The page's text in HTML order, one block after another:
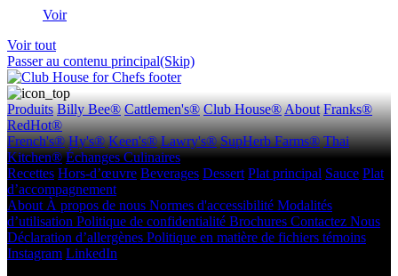
Voir
Voir tout
Passer au contenu principal(Skip)
Produits Billy Bee® Cattlemen's® Club House®About Franks®
RedHot®
French's® Hy's® Keen's® Lawry's® SupHerb Farms® Thai
Kitchen® Échanges Culinaires
Recettes Hors-d’œuvre Beverages Dessert Plat principal Sauce Plat
d’accompagnement
About À propos de nous Normes d'accessibilité Modalités
d’utilisation Politique de confidentialité Brochures Contactez Nous
Déclaration d’allergènes Politique en matière de fichiers témoins
Instagram LinkedIn